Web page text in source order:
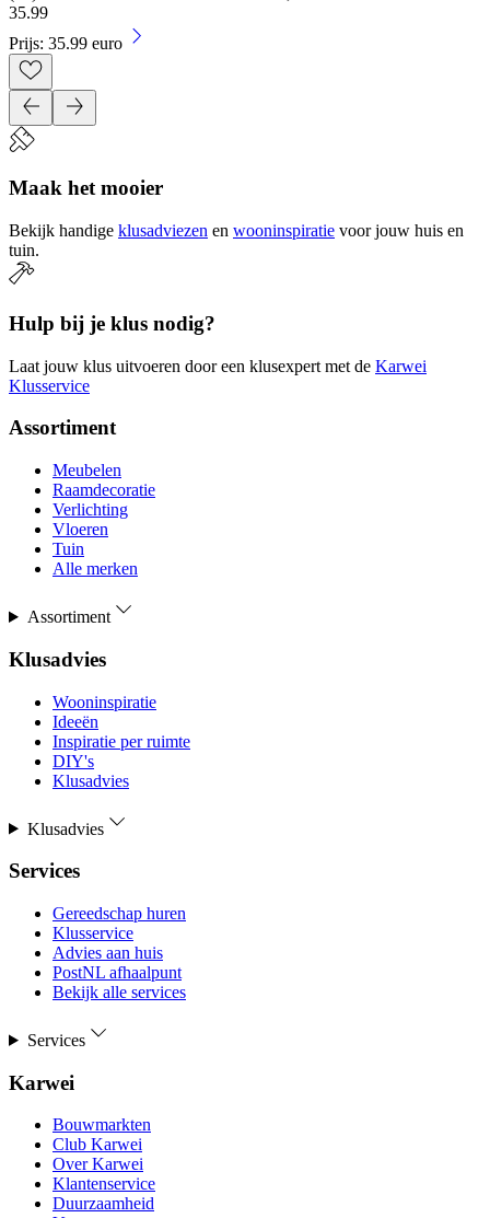
35.99
Prijs: 35.99 euro
Maak het mooier
Bekijk handige klusadviezen en wooninspiratie voor jouw huis en
tuin.
Hulp bij je klus nodig?
Laat jouw klus uitvoeren door een klusexpert met de Karwei
Klusservice
Assortiment
Meubelen
Raamdecoratie
Verlichting
Vloeren
Tuin
Alle merken
Assortiment
Klusadvies
Wooninspiratie
Ideeën
Inspiratie per ruimte
DIY's
Klusadvies
Klusadvies
Services
Gereedschap huren
Klusservice
Advies aan huis
PostNL afhaalpunt
Bekijk alle services
Services
Karwei
Bouwmarkten
Club Karwei
Over Karwei
Klantenservice
Duurzaamheid